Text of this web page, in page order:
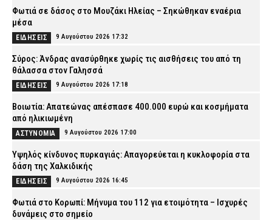
Φωτιά σε δάσος στο Μουζάκι Ηλείας – Σηκώθηκαν εναέρια
μέσα
ΕΙΔΗΣΕΙΣ 9 Αυγούστου 2026 17:32
Σύρος: Άνδρας ανασύρθηκε χωρίς τις αισθήσεις του από τη
θάλασσα στον Γαλησσά
ΕΙΔΗΣΕΙΣ 9 Αυγούστου 2026 17:18
Βοιωτία: Απατεώνας απέσπασε 400.000 ευρώ και κοσμήματα
από ηλικιωμένη
ΑΣΤΥΝΟΜΙΑ 9 Αυγούστου 2026 17:00
Υψηλός κίνδυνος πυρκαγιάς: Απαγορεύεται η κυκλοφορία στα
δάση της Χαλκιδικής
ΕΙΔΗΣΕΙΣ 9 Αυγούστου 2026 16:45
Φωτιά στο Κορωπί: Μήνυμα του 112 για ετοιμότητα – Ισχυρές
δυνάμεις στο σημείο